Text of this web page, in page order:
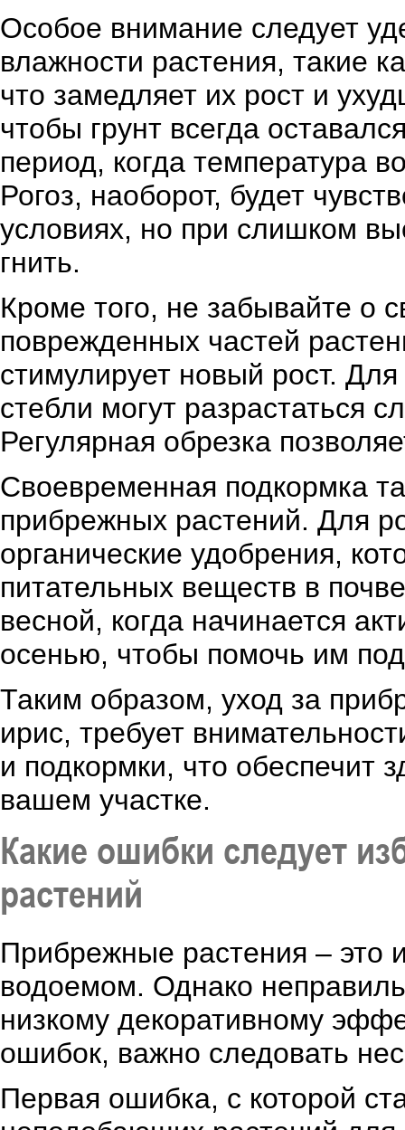
Особое внимание следует
влажности растения, такие
что замедляет их рост и
чтобы грунт всегда
период, когда температура
Рогоз, наоборот, будет
условиях, но при слишком
гнить.
Кроме того, не забывайте о
поврежденных частей
стимулирует новый рост. Для
стебли могут разрастаться
Регулярная обрезка
Своевременная подкормка
прибрежных растений. Для
органические удобрения,
питательных веществ в
весной, когда начинается
осенью, чтобы помочь им
Таким образом, уход за
ирис, требует
и подкормки, что обеспечит
вашем участке.
Какие ошибки следует
растений
Прибрежные растения – это
водоемом. Однако
низкому декоративному
ошибок, важно следовать
Первая ошибка, с которой